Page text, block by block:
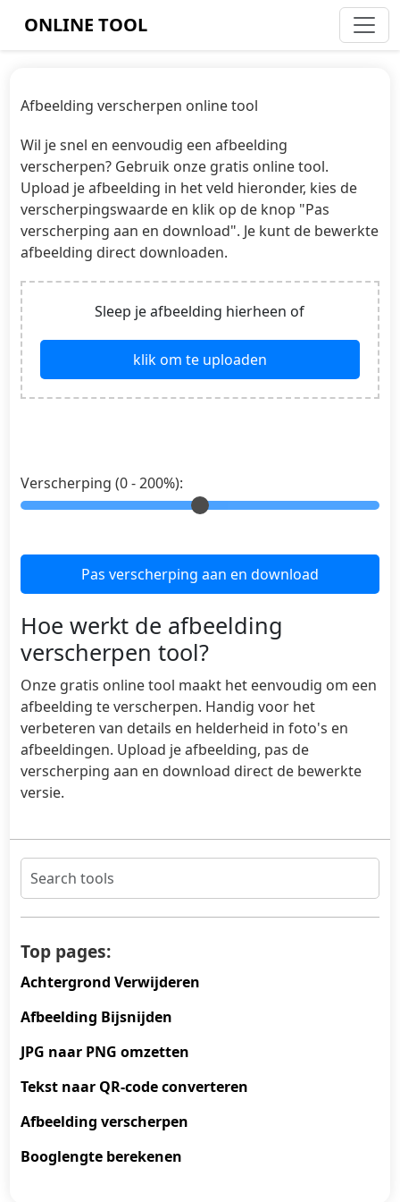
ONLINE TOOL
Afbeelding verscherpen online tool
Wil je snel en eenvoudig een afbeelding
verscherpen? Gebruik onze gratis online tool.
Upload je afbeelding in het veld hieronder, kies de
verscherpingswaarde en klik op de knop "Pas
verscherping aan en download". Je kunt de bewerkte
afbeelding direct downloaden.
Sleep je afbeelding hierheen of
klik om te uploaden
Verscherping (0 - 200%):
Pas verscherping aan en download
Hoe werkt de afbeelding
verscherpen tool?
Onze gratis online tool maakt het eenvoudig om een
afbeelding te verscherpen. Handig voor het
verbeteren van details en helderheid in foto's en
afbeeldingen. Upload je afbeelding, pas de
verscherping aan en download direct de bewerkte
versie.
Top pages:
Achtergrond Verwijderen
Afbeelding Bijsnijden
JPG naar PNG omzetten
Tekst naar QR-code converteren
Afbeelding verscherpen
Booglengte berekenen